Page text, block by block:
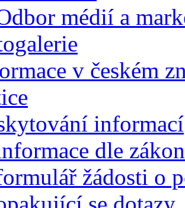
médií a
v českém
informací
dle
žádosti o